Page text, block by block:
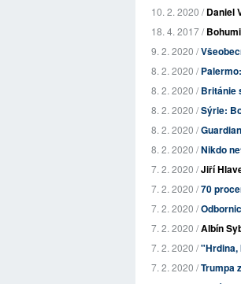
10. 2. 2020 /Daniel
18. 4. 2017 /
9. 2. 2020 /
8. 2. 2020 /
8. 2. 2020 /Británie
8. 2. 2020 /Sýrie:
8. 2. 2020 /
8. 2. 2020 /Nikdo
7. 2. 2020 /Jiří
7. 2. 2020 /70
7. 2. 2020 /
7. 2. 2020 /Albín
7. 2. 2020 /"Hrdina,
7. 2. 2020 /Trumpa